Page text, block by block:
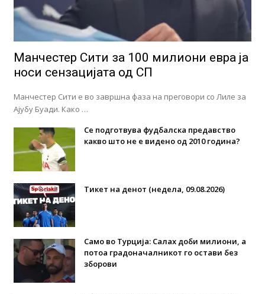
Манчестер Сити за 100 милиони евра ја
носи сензацијата од СП
Манчестер Сити е во завршна фаза на преговори со Лиле за
Ајубу Буади. Како …
Се подготвува фудбалска предавство
какво што не е видено од 2010 година?
Тикет на денот (недела, 09.08.2026)
Само во Турција: Салах доби милиони, а
потоа градоначалникот го остави без
зборови